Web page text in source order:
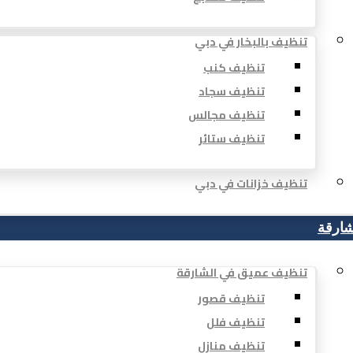
تنظيف بالبخار في دبي
تنظيف كنب
تنظيف سجاد
تنظيف مجالس
تنظيف ستائر
تنظيف خزانات في دبي
تنظيف عميق في الشارقة
تنظيف قصور
تنظيف فلل
تنظيف منازل